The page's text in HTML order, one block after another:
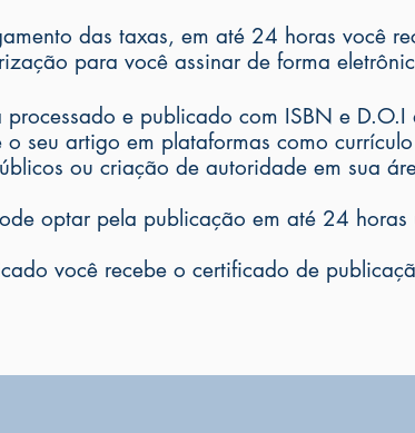
das taxas, em até 24 horas você
para você assinar de forma
e publicado com ISBN e
seu artigo em plataformas como
ou criação de autoridade em sua
optar pela publicação em até 24
você recebe o certificado de